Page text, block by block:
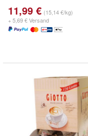
11,99 € (15,14 €/kg)
+ 5,69 € Versand